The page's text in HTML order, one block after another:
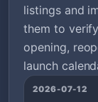
listings and
them to
opening,
launch
2026-07-12